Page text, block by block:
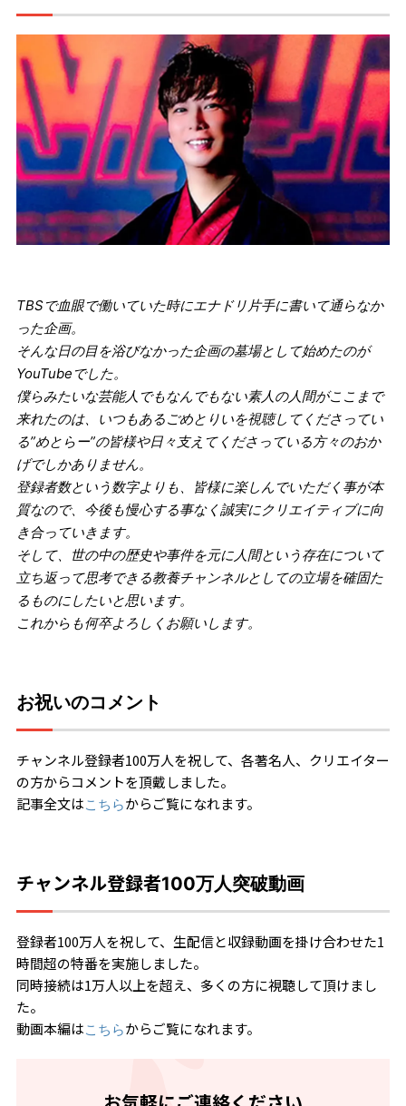
TBSで血眼で働いていた時にエナドリ片手に書いて通らなか
った企画。
そんな日の目を浴びなかった企画の墓場として始めたのが
YouTubeでした。
僕らみたいな芸能人でもなんでもない素人の人間がここまで
来れたのは、いつもあるごめとりいを視聴してくださってい
る”めとらー”の皆様や日々支えてくださっている方々のおか
げでしかありません。
登録者数という数字よりも、皆様に楽しんでいただく事が本
質なので、今後も慢心する事なく誠実にクリエイティブに向
き合っていきます。
そして、世の中の歴史や事件を元に人間という存在について
立ち返って思考できる教養チャンネルとしての立場を確固た
るものにしたいと思います。
これからも何卒よろしくお願いします。
お祝いのコメント
チャンネル登録者100万人を祝して、各著名人、クリエイター
の方からコメントを頂戴しました。
記事全文はこちらからご覧になれます。
チャンネル登録者100万人突破動画
登録者100万人を祝して、生配信と収録動画を掛け合わせた1
時間超の特番を実施しました。
同時接続は1万人以上を超え、多くの方に視聴して頂けまし
た。
動画本編はこちらからご覧になれます。